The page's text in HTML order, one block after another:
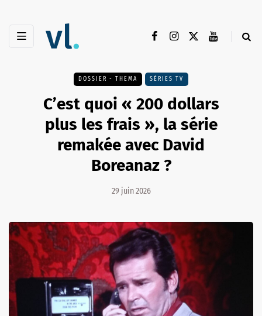
DOSSIER - THEMA SÉRIES TV
C’est quoi « 200 dollars
plus les frais », la série
remakée avec David
Boreanaz ?
29 juin 2026